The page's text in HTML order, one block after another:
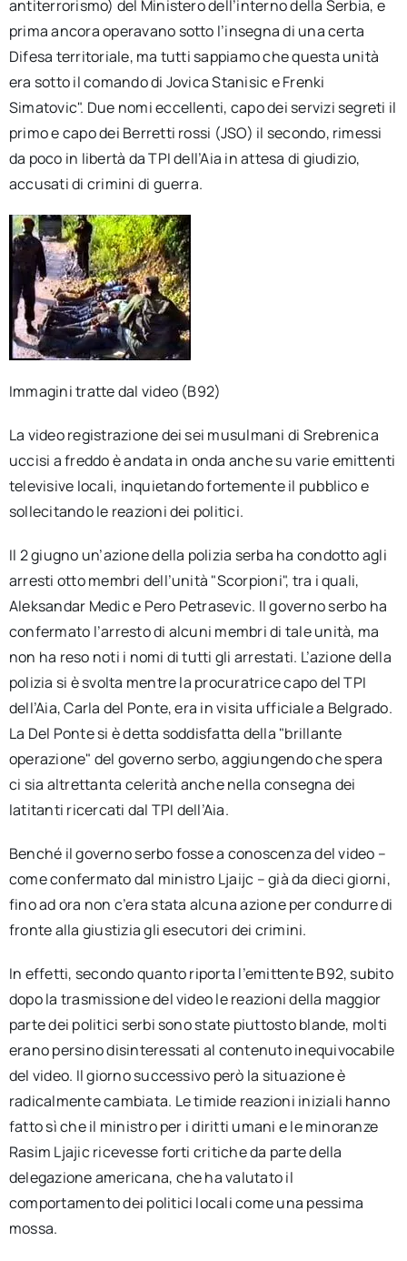
antiterrorismo) del Ministero dell’interno della Serbia, e
prima ancora operavano sotto l’insegna di una certa
Difesa territoriale, ma tutti sappiamo che questa unità
era sotto il comando di Jovica Stanisic e Frenki
Simatovic". Due nomi eccellenti, capo dei servizi segreti il
primo e capo dei Berretti rossi (JSO) il secondo, rimessi
da poco in libertà da TPI dell’Aia in attesa di giudizio,
accusati di crimini di guerra.
Immagini tratte dal video (B92)
La video registrazione dei sei musulmani di Srebrenica
uccisi a freddo è andata in onda anche su varie emittenti
televisive locali, inquietando fortemente il pubblico e
sollecitando le reazioni dei politici.
Il 2 giugno un’azione della polizia serba ha condotto agli
arresti otto membri dell’unità "Scorpioni", tra i quali,
Aleksandar Medic e Pero Petrasevic. Il governo serbo ha
confermato l’arresto di alcuni membri di tale unità, ma
non ha reso noti i nomi di tutti gli arrestati. L’azione della
polizia si è svolta mentre la procuratrice capo del TPI
dell’Aia, Carla del Ponte, era in visita ufficiale a Belgrado.
La Del Ponte si è detta soddisfatta della "brillante
operazione" del governo serbo, aggiungendo che spera
ci sia altrettanta celerità anche nella consegna dei
latitanti ricercati dal TPI dell’Aia.
Benché il governo serbo fosse a conoscenza del video –
come confermato dal ministro Ljaijc – già da dieci giorni,
fino ad ora non c’era stata alcuna azione per condurre di
fronte alla giustizia gli esecutori dei crimini.
In effetti, secondo quanto riporta l’emittente B92, subito
dopo la trasmissione del video le reazioni della maggior
parte dei politici serbi sono state piuttosto blande, molti
erano persino disinteressati al contenuto inequivocabile
del video. Il giorno successivo però la situazione è
radicalmente cambiata. Le timide reazioni iniziali hanno
fatto sì che il ministro per i diritti umani e le minoranze
Rasim Ljajic ricevesse forti critiche da parte della
delegazione americana, che ha valutato il
comportamento dei politici locali come una pessima
mossa.